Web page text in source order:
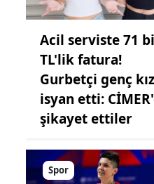
Acil serviste 71
TL'lik fatura!
Gurbetçi genç kız
isyan etti:
şikayet ettiler
Spor